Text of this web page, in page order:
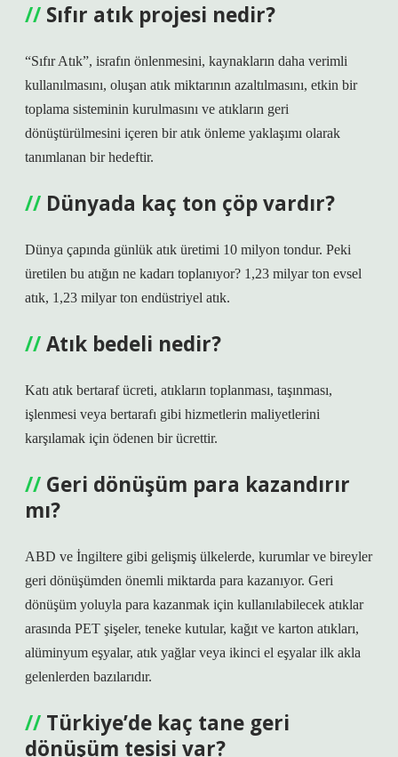
Sıfır atık projesi nedir?
“Sıfır Atık”, israfın önlenmesini, kaynakların daha verimli
kullanılmasını, oluşan atık miktarının azaltılmasını, etkin bir
toplama sisteminin kurulmasını ve atıkların geri
dönüştürülmesini içeren bir atık önleme yaklaşımı olarak
tanımlanan bir hedeftir.
Dünyada kaç ton çöp vardır?
Dünya çapında günlük atık üretimi 10 milyon tondur. Peki
üretilen bu atığın ne kadarı toplanıyor? 1,23 milyar ton evsel
atık, 1,23 milyar ton endüstriyel atık.
Atık bedeli nedir?
Katı atık bertaraf ücreti, atıkların toplanması, taşınması,
işlenmesi veya bertarafı gibi hizmetlerin maliyetlerini
karşılamak için ödenen bir ücrettir.
Geri dönüşüm para kazandırır
mı?
ABD ve İngiltere gibi gelişmiş ülkelerde, kurumlar ve bireyler
geri dönüşümden önemli miktarda para kazanıyor. Geri
dönüşüm yoluyla para kazanmak için kullanılabilecek atıklar
arasında PET şişeler, teneke kutular, kağıt ve karton atıkları,
alüminyum eşyalar, atık yağlar veya ikinci el eşyalar ilk akla
gelenlerden bazılarıdır.
Türkiye’de kaç tane geri
dönüşüm tesisi var?